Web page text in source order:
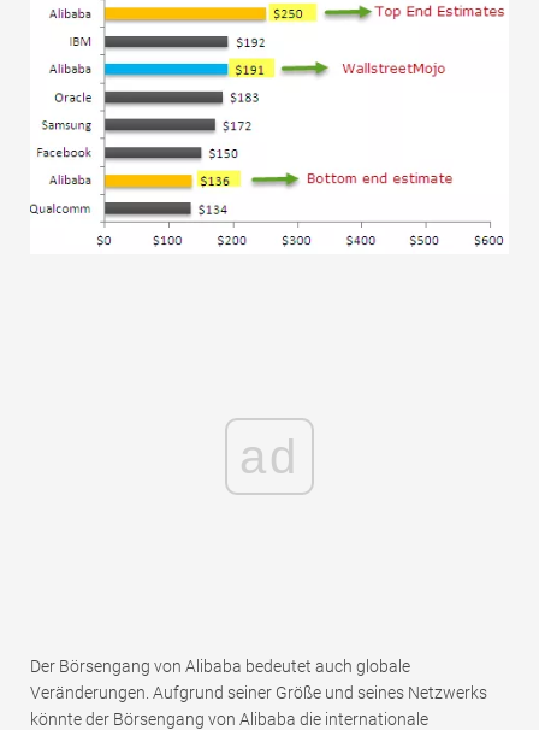
ad
Der Börsengang von Alibaba bedeutet auch globale
Veränderungen. Aufgrund seiner Größe und seines Netzwerks
könnte der Börsengang von Alibaba die internationale